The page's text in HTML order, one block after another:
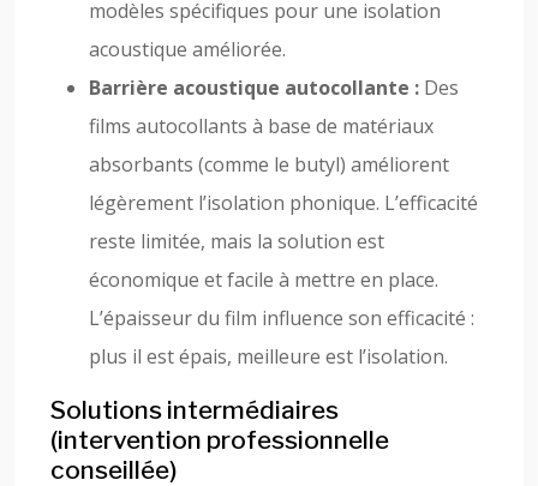
modèles spécifiques pour une isolation
acoustique améliorée.
Barrière acoustique autocollante : Des
films autocollants à base de matériaux
absorbants (comme le butyl) améliorent
légèrement l’isolation phonique. L’efficacité
reste limitée, mais la solution est
économique et facile à mettre en place.
L’épaisseur du film influence son efficacité :
plus il est épais, meilleure est l’isolation.
Solutions intermédiaires
(intervention professionnelle
conseillée)